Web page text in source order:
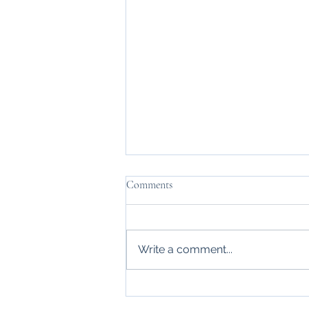
Comments
Write a comment...